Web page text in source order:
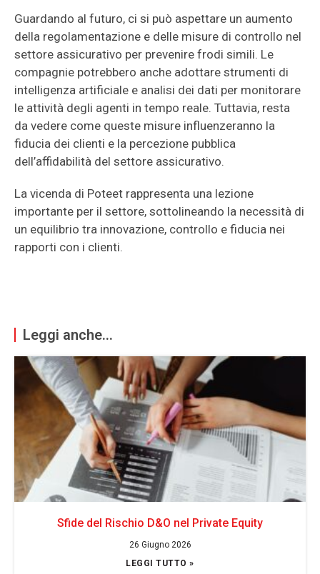
Guardando al futuro, ci si può aspettare un aumento
della regolamentazione e delle misure di controllo nel
settore assicurativo per prevenire frodi simili. Le
compagnie potrebbero anche adottare strumenti di
intelligenza artificiale e analisi dei dati per monitorare
le attività degli agenti in tempo reale. Tuttavia, resta
da vedere come queste misure influenzeranno la
fiducia dei clienti e la percezione pubblica
dell’affidabilità del settore assicurativo.
La vicenda di Poteet rappresenta una lezione
importante per il settore, sottolineando la necessità di
un equilibrio tra innovazione, controllo e fiducia nei
rapporti con i clienti.
Leggi anche...
Sfide del Rischio D&O nel Private Equity
26 Giugno 2026
LEGGI TUTTO »